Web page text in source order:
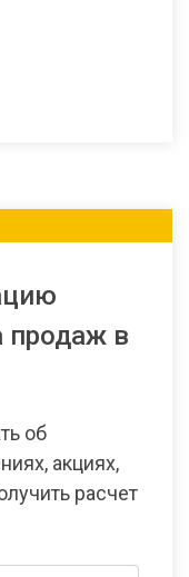
продаж в
об
акциях,
расчет